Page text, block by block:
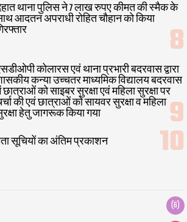
थाना पुलिस ने 7 लाख रुपए कीमत की स्मैक के
आदतन अपराधी रोहित चौहान को किया
कोलारस एवं थाना प्रभारी बदरवास द्वारा
कन्या उच्चतर माध्यमिक विद्यालय बदरवास
छात्राओं को साइबर सुरक्षा एवं महिला सुरक्षा पर
की एवं छात्राओं को सायवर सुरक्षा व महिला
हेतु जागरूक किया गया
सूचियों का अंतिम प्रकाशन
(6)